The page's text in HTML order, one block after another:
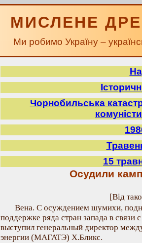
МИСЛЕНЕ
Ми робимо Україну –
Чорнобильська
15
Осудили
[Від
Вена. С осуждением шумихи,
поддержке ряда стран запада в
выступил генеральный директор
энергии (МАГАТЭ) X.Бликс.